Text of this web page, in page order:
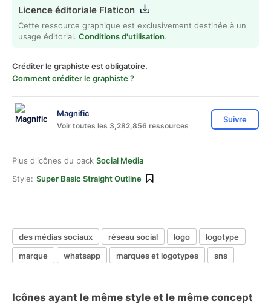
Licence éditoriale Flaticon
Cette ressource graphique est exclusivement destinée à un
usage éditorial. Conditions d'utilisation.
Créditer le graphiste est obligatoire.
Comment créditer le graphiste ?
Magnific
Voir toutes les 3,282,856 ressources
Suivre
Plus d'icônes du pack Social Media
Style: Super Basic Straight Outline
des médias sociaux réseau social logo
logotype
marque
whatsapp marques et logotypes sns
Icônes ayant le même style et le même concept